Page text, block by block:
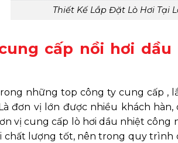
Thiết Kế Lắp Đặt Lò Hơi Tại
cấp nồi hơi
những top công ty cung cấp ,
đơn vị lớn được nhiều khách
vị cung cấp lò hơi dầu nhiệt công
chất lượng tốt, nên trong quy trình